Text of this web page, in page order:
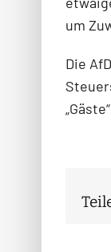
um
Die